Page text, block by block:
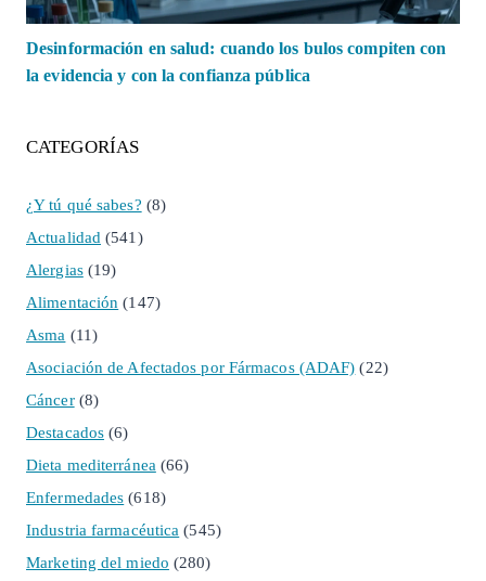
Desinformación en salud: cuando los bulos compiten con
la evidencia y con la confianza pública
CATEGORÍAS
¿Y tú qué sabes? (8)
Actualidad (541)
Alergias(19)
Alimentación (147)
Asma (11)
Asociación de Afectados por Fármacos (ADAF) (22)
Cáncer(8)
Destacados (6)
Dieta mediterránea (66)
Enfermedades (618)
Industria farmacéutica (545)
Marketing del miedo (280)